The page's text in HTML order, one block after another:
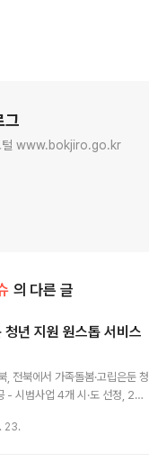
그
털 www.bokjiro.go.kr
의 다른 글
청년 지원 원스톱 서비스
, 전북에서 가족돌봄·고립은둔 청
- 시범사업 4개 시·도 선정, 2년
북, 전북 4개 지역을 ‘가족돌봄·
23.